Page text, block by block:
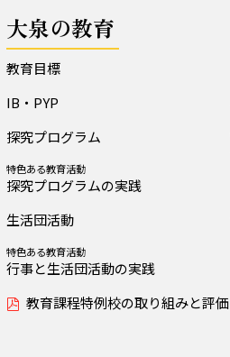
大泉の教育
教育目標
IB・PYP
探究プログラム
特色ある教育活動
探究プログラムの実践
生活団活動
特色ある教育活動
行事と生活団活動の実践
教育課程特例校の取り組みと評価